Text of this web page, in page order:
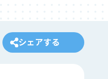
シェアする